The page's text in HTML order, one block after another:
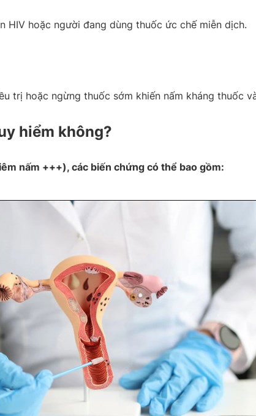
HIV hoặc người đang dùng thuốc ức chế miễn dịch.
trị hoặc ngừng thuốc sớm khiến nấm kháng thuốc
hiểm không?
nấm +++), các biến chứng có thể bao gồm: